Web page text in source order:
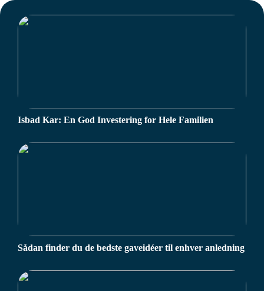
Isbad Kar: En God Investering for Hele Familien
Sådan finder du de bedste gaveidéer til enhver anledning